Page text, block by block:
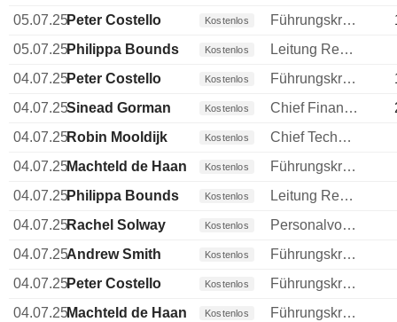
05.07.25Peter Costello Kostenlos Führungskraft / leitender Angestellter
05.07.25Philippa Bounds Kostenlos
Leitung Rechtsabteilung
04.07.25Peter Costello Kostenlos Führungskraft / leitender Angestellter
04.07.25Sinead Gorman Kostenlos Chief Financial Officer (CFO)
04.07.25Robin Mooldijk Kostenlos
Chief Technology Officer (CTO)
04.07.25Machteld de Haan Kostenlos
Führungskraft / leitender Angestellter
04.07.25Philippa Bounds Kostenlos
Leitung Rechtsabteilung
04.07.25Rachel Solway Kostenlos
Personalvorstand
04.07.25Andrew Smith Kostenlos
Führungskraft / leitender Angestellter
04.07.25Peter Costello Kostenlos
Führungskraft / leitender Angestellter
04.07.25Machteld de Haan Kostenlos
Führungskraft / leitender Angestellter